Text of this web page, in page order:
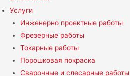
Услуги
Инженерно проектные работы
Фрезерные работы
Токарные работы
Порошковая покраска
Сварочные и слесарные работы